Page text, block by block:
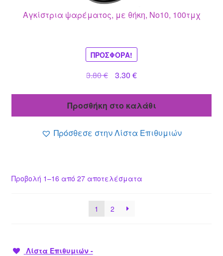
Αγκίστρια ψαρέματος, με θήκη, No10, 100τμχ
ΠΡΟΣΦΟΡΆ!
3.80€
Original
3.80 €.
3.30 €Η
είναι:
Προσθήκη στο καλάθι
Πρόσθεσε στην Λίστα Επιθυμιών
Προβολή 1–16 από 27 αποτελέσματα
1 2
Λίστα Επιθυμιών -